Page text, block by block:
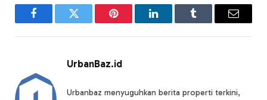
FacebookTwitter Pinterest LinkedInTumblr Email
UrbanBaz.id
Urbanbaz menyuguhkan berita properti terkini,